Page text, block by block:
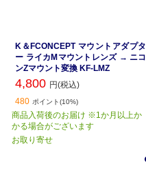
K＆FCONCEPT マウントアダプタ
ー ライカMマウントレンズ → ニコ
ンZマウント変換 KF-LMZ
4,800 円(税込)
480 ポイント(10%)
商品入荷後のお届け ※1か月以上か
かる場合がございます
お取り寄せ